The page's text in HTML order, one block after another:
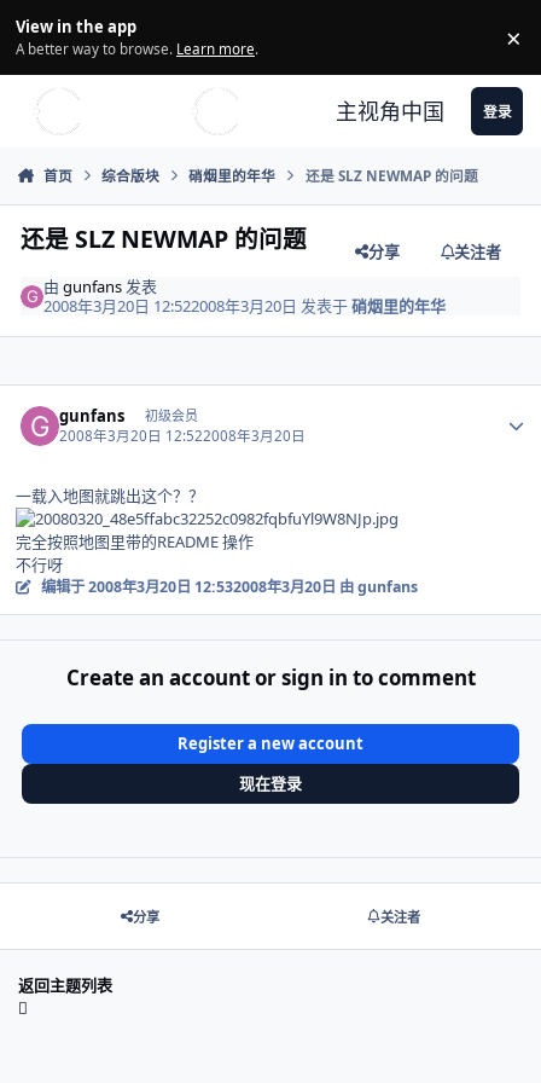
View in the app
A better way to browse. Learn more. ×
主视角中国 登录
首页 综合版块 硝烟里的年华 还是 SLZ NEWMAP 的问题
还是 SLZ NEWMAP 的问题 分享
关注者
由gunfans 发表
2008年3月20日 12:522008年3月20日 发表于硝烟里的年华
gunfans 初级会员
2008年3月20日 12:522008年3月20日
一载入地图就跳出这个？？
完全按照地图里带的README 操作
不行呀
编辑于2008年3月20日 12:532008年3月20日 由 gunfans
Create an account or sign in to comment
Register a new account
现在登录
分享 关注者
返回主题列表